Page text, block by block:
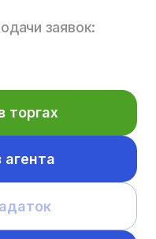
заявок:
торгах
агента